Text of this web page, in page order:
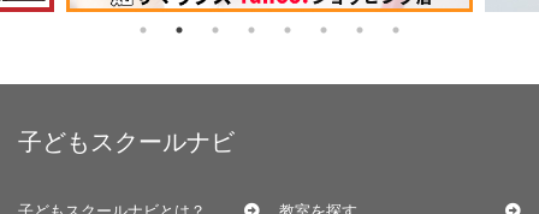
子どもスクールナビ